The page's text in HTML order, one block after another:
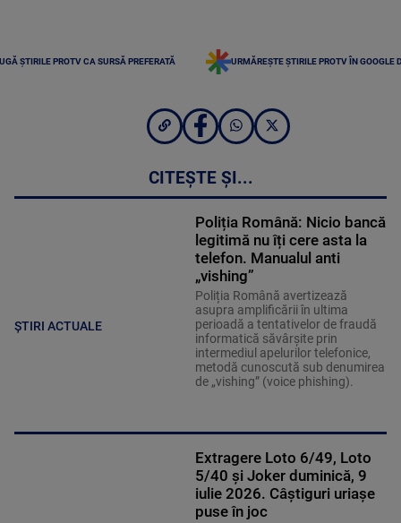
ȘTIRILE PROTV CA SURSĂ PREFERATĂ URMĂREȘTE ȘTIRILE PROTV ÎN GOOGLE
CITEȘTE ȘI...
ȘTIRI ACTUALE
Poliția Română: Nicio bancă
legitimă nu îți cere asta la
telefon. Manualul anti
„vishing”
Poliția Română avertizează
asupra amplificării în ultima
perioadă a tentativelor de fraudă
informatică săvârșite prin
intermediul apelurilor telefonice,
metodă cunoscută sub denumirea
de „vishing” (voice phishing).
Extragere Loto 6/49, Loto
5/40 și Joker duminică, 9
iulie 2026. Câștiguri uriașe
puse în joc